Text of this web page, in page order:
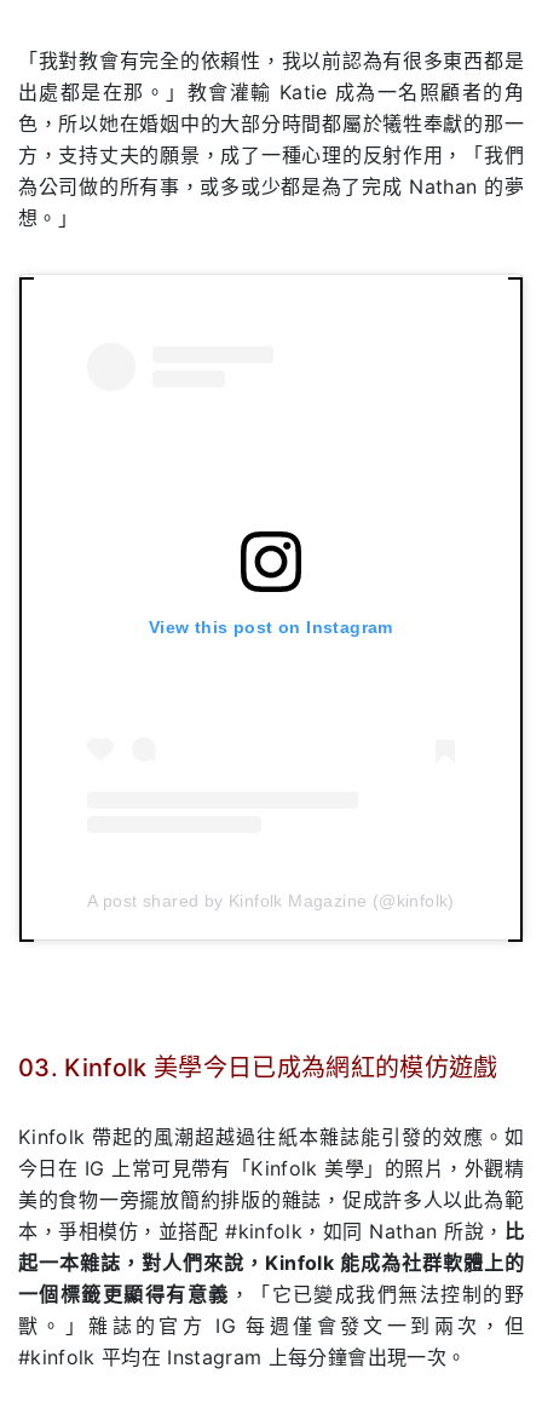
「我對教會有完全的依賴性，我以前認為有很多東西都是
出處都是在那。」教會灌輸 Katie 成為一名照顧者的角
色，所以她在婚姻中的大部分時間都屬於犧牲奉獻的那一
方，支持丈夫的願景，成了一種心理的反射作用，「我們
為公司做的所有事，或多或少都是為了完成 Nathan 的夢
想。」
View this post on Instagram
A post shared by Kinfolk Magazine (@kinfolk)
03. Kinfolk 美學今日已成為網紅的模仿遊戲
Kinfolk 帶起的風潮超越過往紙本雜誌能引發的效應。如
今日在 IG 上常可見帶有「Kinfolk 美學」的照片，外觀精
美的食物一旁擺放簡約排版的雜誌，促成許多人以此為範
本，爭相模仿，並搭配 #kinfolk，如同 Nathan 所說， 比
起一本雜誌，對人們來說，Kinfolk 能成為社群軟體上的
一個標籤更顯得有意義 ，「它已變成我們無法控制的野
獸。」雜誌的官方 IG 每週僅會發文一到兩次，但
#kinfolk 平均在 Instagram 上每分鐘會出現一次。